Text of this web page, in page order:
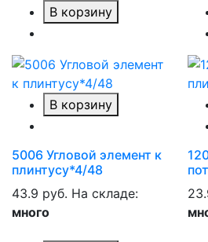
В корзину
В корзину
5006 Угловой элемент к
плинтусу*4/48
43.9 руб. На складе:
много